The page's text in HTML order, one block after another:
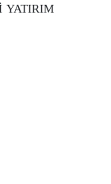
YATIRIM